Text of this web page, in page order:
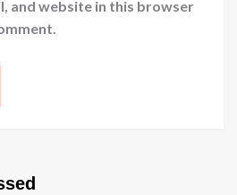
and website in this browser